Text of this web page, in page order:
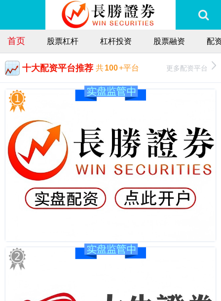
首页 股票杠杆 杠杆投资 股票融资 配
十大配资平台推荐 共100+平台 更多配资平台